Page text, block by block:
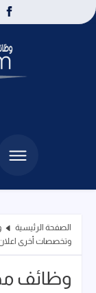
الصفحة الرئيسية
وتخصصات أخرى
وظائف